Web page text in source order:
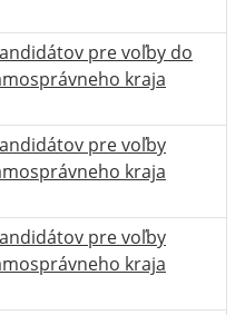
pre voľby do
kraja
pre voľby
kraja
pre voľby
kraja